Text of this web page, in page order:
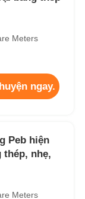
Meters
ngay.
Peb hiện
thép, nhẹ,
Meters